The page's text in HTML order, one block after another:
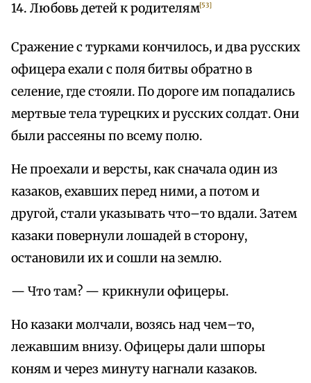
14. Любовь детей к родителям[53]
Сражение с турками кончилось, и два русских
офицера ехали с поля битвы обратно в
селение, где стояли. По дороге им попадались
мертвые тела турецких и русских солдат. Они
были рассеяны по всему полю.
Не проехали и версты, как сначала один из
казаков, ехавших перед ними, а потом и
другой, стали указывать что–то вдали. Затем
казаки повернули лошадей в сторону,
остановили их и сошли на землю.
— Что там? — крикнули офицеры.
Но казаки молчали, возясь над чем–то,
лежавшим внизу. Офицеры дали шпоры
коням и через минуту нагнали казаков.